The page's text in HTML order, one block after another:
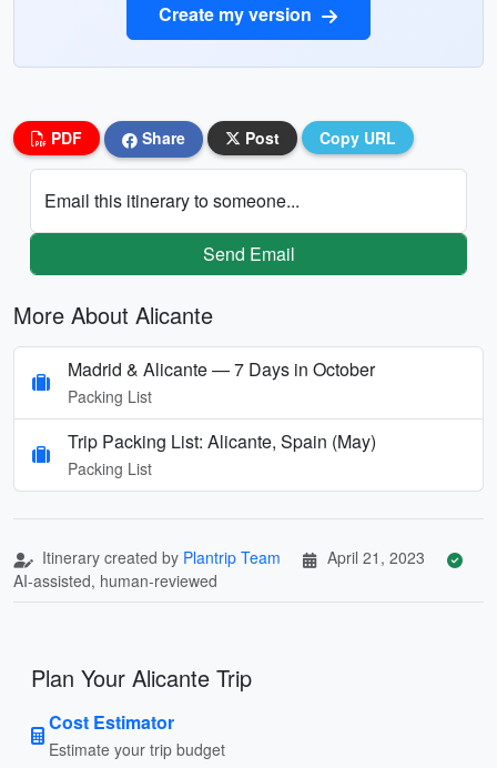
Create my version
PDF Share Post Copy URL
Email this itinerary to someone...
Send Email
More About Alicante
Madrid & Alicante — 7 Days in October
Packing List
Trip Packing List: Alicante, Spain (May)
Packing List
Itinerary created by Plantrip Team
April 21, 2023
AI-assisted, human-reviewed
Plan Your Alicante Trip
Cost Estimator
Estimate your trip budget